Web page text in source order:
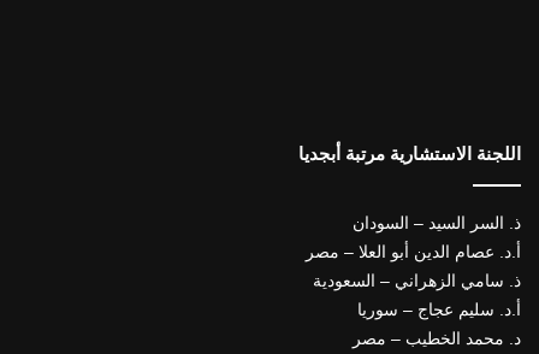
اللجنة الاستشارية مرتبة أبجديا
ذ. السر السيد – السودان
أ.د. عصام الدين أبو العلا – مصر
ذ. سامي الزهراني – السعودية
أ.د. سليم عجاج – سوريا
د. محمد الخطيب – مصر